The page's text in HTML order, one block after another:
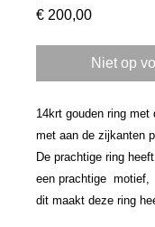
€ 200,00Prijs
Niet op
14krt gouden ring met
met aan de zijkanten
De prachtige ring
een prachtige motief,
dit maakt deze ring